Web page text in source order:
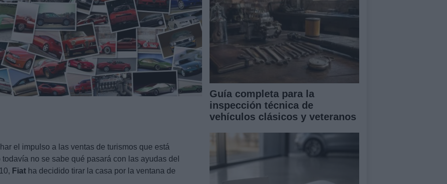
el impulso a las ventas de turismos que está
no se sabe qué pasará con las ayudas del
Fiat ha decidido tirar la casa por la ventana de
Guía completa para la
inspección técnica de
vehículos clásicos y veteranos